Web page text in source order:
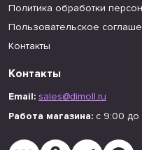
Политика обработки
Пользовательское
Контакты
Контакты
Email: sales@dimoll.ru
Работа магазина: с 9:00 до